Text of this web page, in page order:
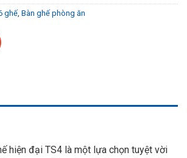
ghế, Bàn ghế phòng ăn
hiện đại TS4 là một lựa chọn tuyệt vời